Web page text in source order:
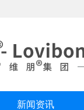
新闻资讯